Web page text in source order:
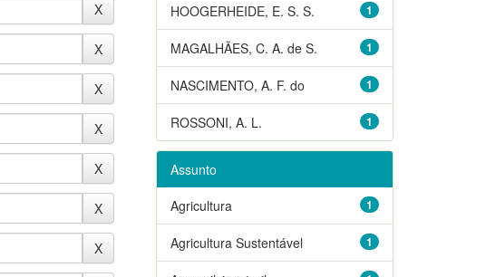
1
HOOGERHEIDE, E. S. S.
1
MAGALHÃES, C. A. de S.
1
NASCIMENTO, A. F. do
1
ROSSONI, A. L.
Assunto
1
Agricultura
1
Agricultura Sustentável